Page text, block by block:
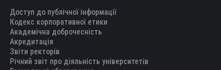
Доступ до публічної інформації
Кодекс корпоративної етики
Академічна доброчесність
Акредитація
Звіти ректорів
Річний звіт про діяльність університетів